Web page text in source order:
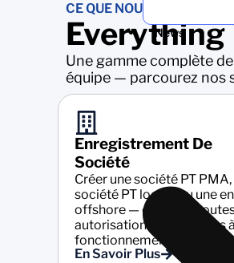
News
CE QUE NOUS FAISONS
Everything
Une gamme complète
équipe — parcourez nos
Enregistrement De
Société
Créer une société PT PMA,
société PT locale ou une
offshore — dotée de
autorisations nécessaires
fonctionnement.
En Savoir Plus